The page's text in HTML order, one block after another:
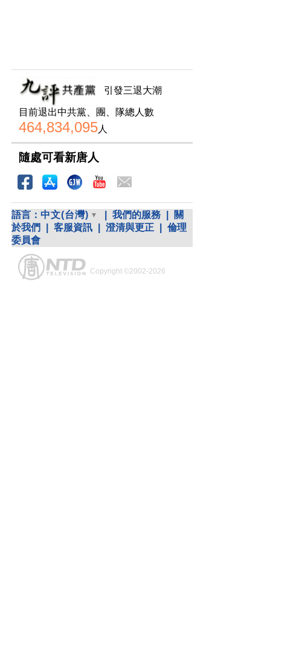
引發三退大潮
目前退出中共黨、團、隊總人數
464,834,095人
隨處可看新唐人
語言： 中文(台灣) 我們的服務
關
於我們
客服資訊 澄清與更正
倫理
委員會
Copyright ©2002-2026